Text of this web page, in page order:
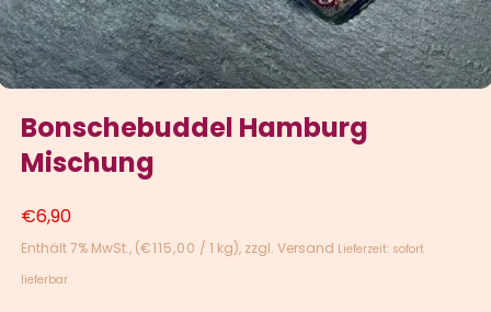
Bonschebuddel Hamburg
Mischung
€6,90
Enthält 7% MwSt. (€115,00 / 1 kg) zzgl.Versand Lieferzeit: sofort
lieferbar